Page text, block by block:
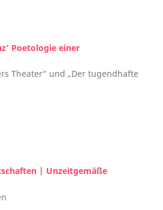
Poetologie einer
Theater“ und „Der tugendhafte
| Unzeitgemäße